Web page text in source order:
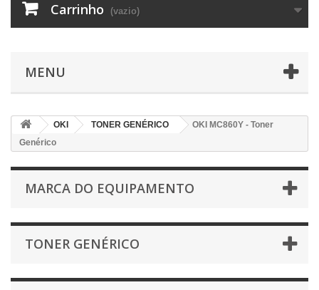
Carrinho (vazio)
MENU
OKI TONER GENÉRICO
OKI MC860Y - Toner
Genérico
MARCA DO EQUIPAMENTO
TONER GENÉRICO